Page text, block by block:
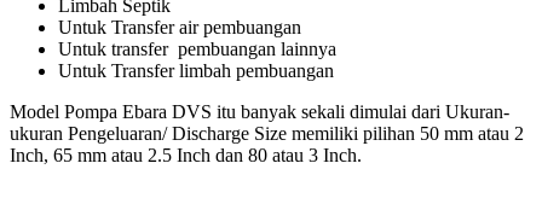
Limbah Septik
Untuk Transfer air pembuangan
Untuk transfer pembuangan lainnya
Untuk Transfer limbah pembuangan
Model Pompa Ebara DVS itu banyak sekali dimulai dari Ukuran-
ukuran Pengeluaran/ Discharge Size memiliki pilihan 50 mm atau 2
Inch, 65 mm atau 2.5 Inch dan 80 atau 3 Inch.